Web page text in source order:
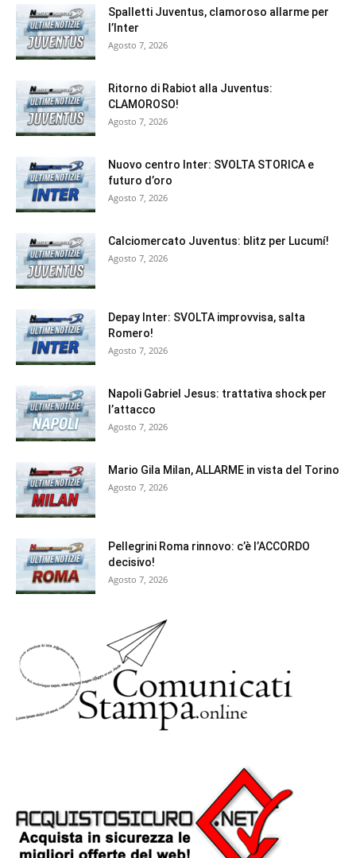
Spalletti Juventus, clamoroso allarme per
l’Inter
Agosto 7, 2026
Ritorno di Rabiot alla Juventus:
CLAMOROSO!
Agosto 7, 2026
Nuovo centro Inter: SVOLTA STORICA e
futuro d’oro
Agosto 7, 2026
Calciomercato Juventus: blitz per Lucumí!
Agosto 7, 2026
Depay Inter: SVOLTA improvvisa, salta
Romero!
Agosto 7, 2026
Napoli Gabriel Jesus: trattativa shock per
l’attacco
Agosto 7, 2026
Mario Gila Milan, ALLARME in vista del Torino
Agosto 7, 2026
Pellegrini Roma rinnovo: c’è l’ACCORDO
decisivo!
Agosto 7, 2026